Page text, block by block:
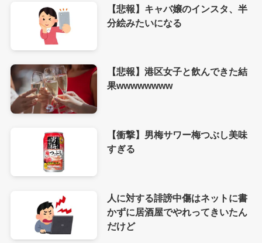
【悲報】キャバ嬢のインスタ、半
分絵みたいになる
【悲報】港区女子と飲んできた結
果wwwwwwww
【衝撃】男梅サワー梅つぶし美味
すぎる
人に対する誹謗中傷はネットに書
かずに居酒屋でやれってきいたん
だけど